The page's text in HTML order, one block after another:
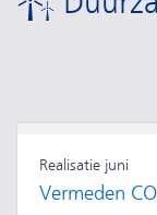
Realisatie juni
Vermeden CO